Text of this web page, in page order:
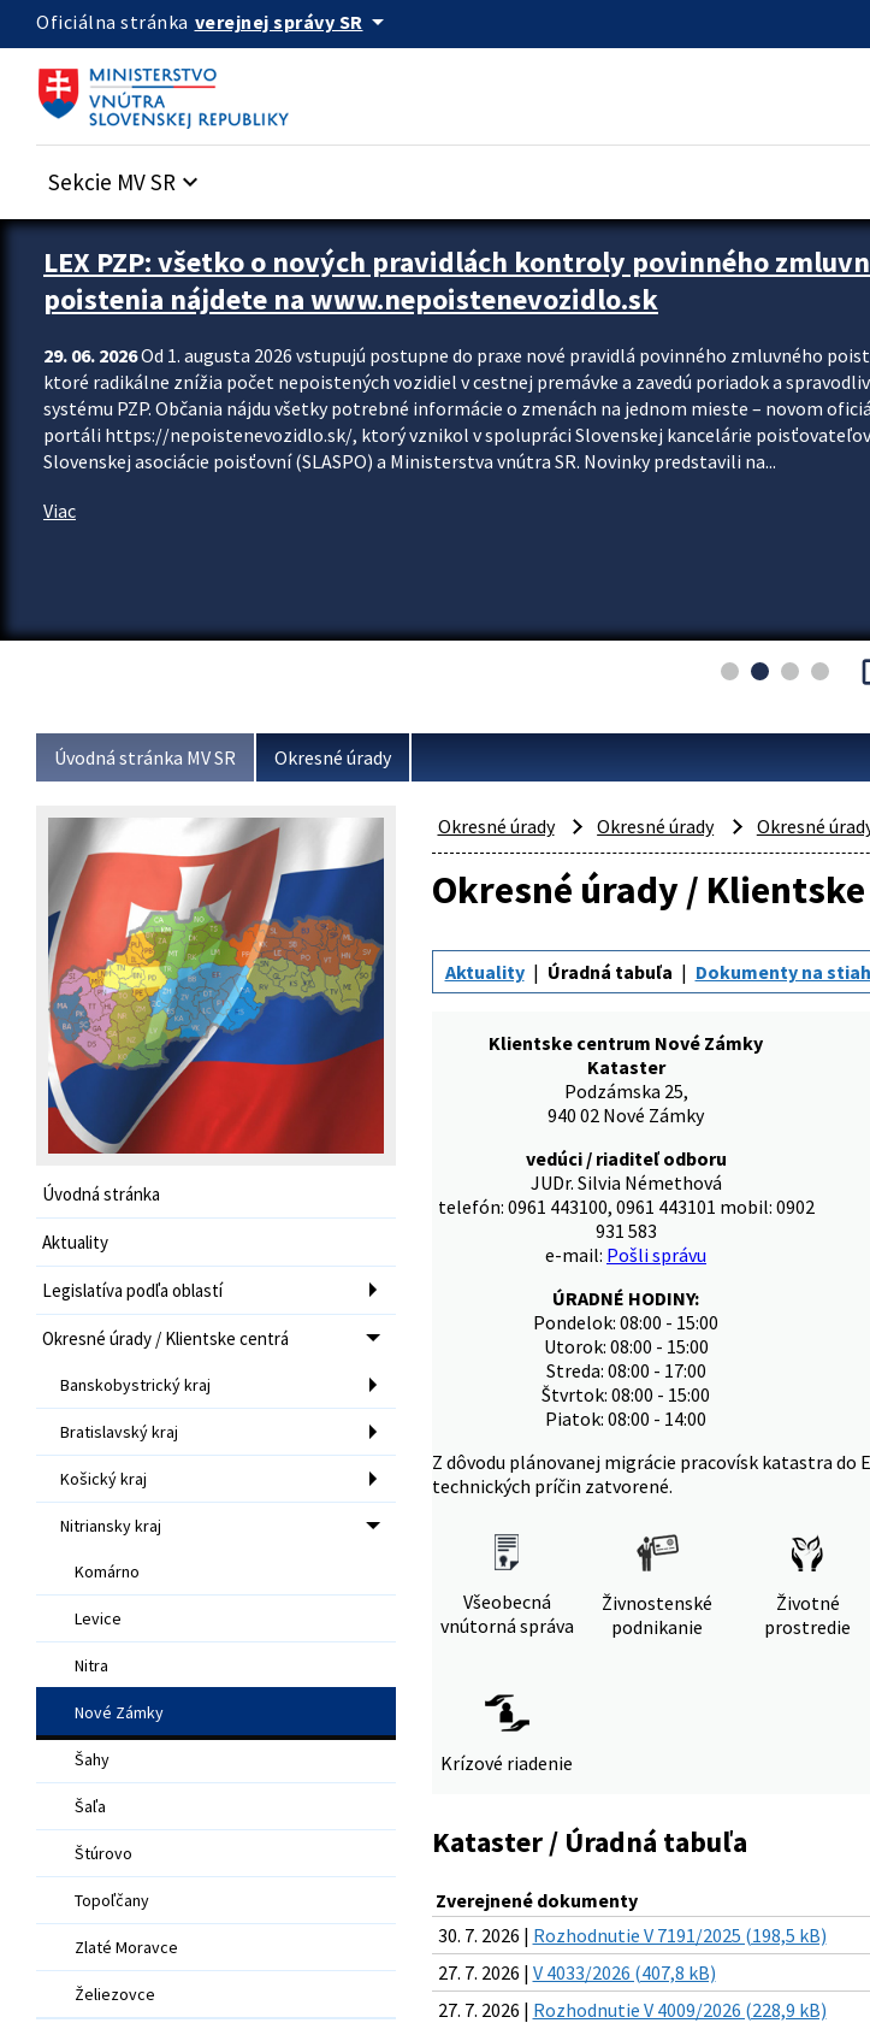
Preskocit na hlavný obsah
Oficiálna stránka verejnej správy SR arrow_drop_down
Sekcie MV SR keyboard_arrow_down
Zastavit automatický posun upútavok
LEX PZP: všetko o nových pravidlách kontroly povinného
poistenia nájdete na www.nepoistenevozidlo.sk
29. 06. 2026Od 1. augusta 2026 vstupujú postupne do praxe nové pravidlá povinného zmluvného
ktoré radikálne znížia počet nepoistených vozidiel v cestnej premávke a zavedú poriadok a
systému PZP. Občania nájdu všetky potrebné informácie o zmenách na jednom mieste – novom
portáli https://nepoistenevozidlo.sk/, ktorý vznikol v spolupráci Slovenskej kancelárie poisťovateľov
Slovenskej asociácie poisťovní (SLASPO) a Ministerstva vnútra SR. Novinky predstavili na...
Viac
Úvodná stránka MV SR Okresné úrady
Úvodná stránka
Aktuality
Legislatíva podľa oblastí
Okresné úrady / Klientske centrá
Banskobystrický kraj
Bratislavský kraj
Košický kraj
Nitriansky kraj
Komárno
Levice
Nitra
Nové Zámky
Šahy
Šaľa
Štúrovo
Topoľčany
Zlaté Moravce
Želiezovce
Okresné úrady Okresné úrady Okresné
Okresné úrady /
Aktuality Úradná tabuľa Dokumenty na
Klientske centrum Nové Zámky
Kataster
Podzámska 25,
940 02 Nové Zámky
vedúci / riaditeľ odboru
JUDr. Silvia Némethová
telefón: 0961 443100, 0961 443101 mobil: 0902
931 583
e-mail: Pošli správu
ÚRADNÉ HODINY:
Pondelok: 08:00 - 15:00
Utorok: 08:00 - 15:00
Streda: 08:00 - 17:00
Štvrtok: 08:00 - 15:00
Piatok: 08:00 - 14:00
Z dôvodu plánovanej migrácie pracovísk katastra do
technických príčin zatvorené.
Všeobecná
vnútorná správa
Živnostenské
podnikanie
Životné
prostredie
Krízové riadenie
Kataster / Úradná tabuľa
Zverejnené dokumenty
30. 7. 2026 | Rozhodnutie V 7191/2025 (198,5 kB)
27. 7. 2026 | V 4033/2026 (407,8 kB)
27. 7. 2026 | Rozhodnutie V 4009/2026 (228,9 kB)